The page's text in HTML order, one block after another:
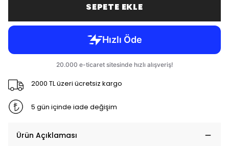
SEPETE EKLE
2000 TL üzeri ücretsiz kargo
5 gün içinde iade değişim
Ürün Açıklaması